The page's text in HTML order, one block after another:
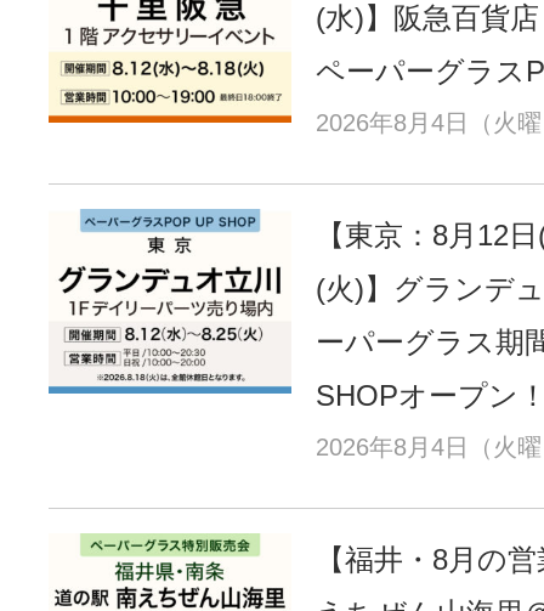
(水)】阪急百貨
ペーパーグラス
2026年8月4日（火
【東京：8月12
(火)】グランデ
ーパーグラス期
SHOPオープン
2026年8月4日（火
【福井・8月の